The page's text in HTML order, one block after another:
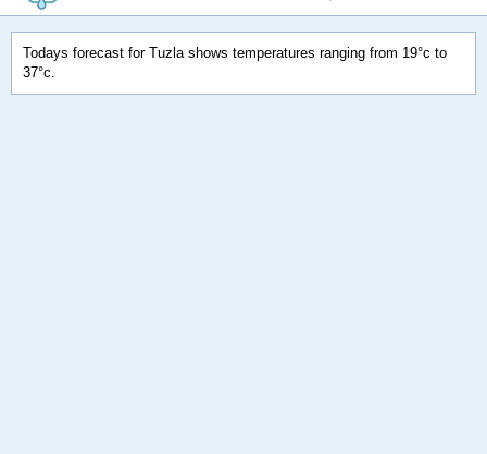
Todays forecast for Tuzla shows temperatures ranging from 19°c to
37°c.